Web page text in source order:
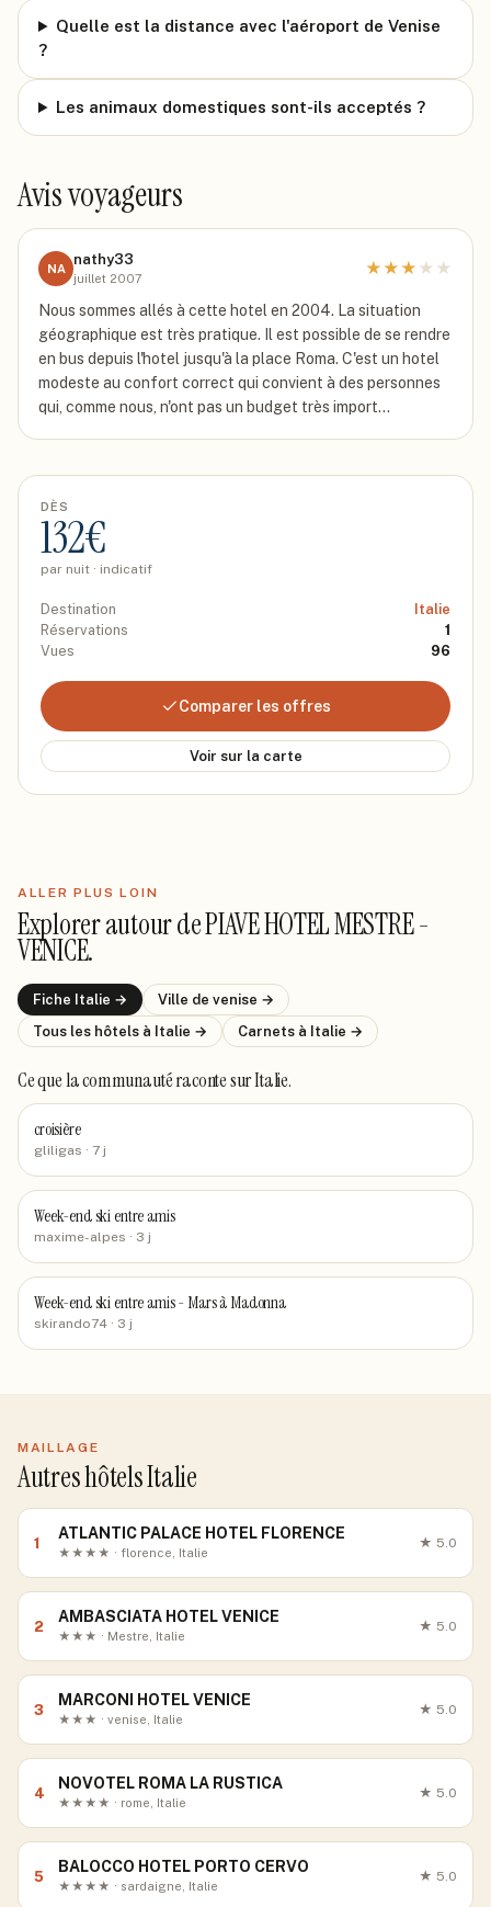
Quelle est la distance avec l'aéroport de Venise
?
Les animaux domestiques sont-ils acceptés ?
Avis voyageurs
NA
nathy33
juillet 2007
★★★ ★ ★
Nous sommes allés à cette hotel en 2004. La situation
géographique est très pratique. Il est possible de se rendre
en bus depuis l'hotel jusqu'à la place Roma. C'est un hotel
modeste au confort correct qui convient à des personnes
qui, comme nous, n'ont pas un budget très import…
DÈS
132€
par nuit · indicatif
Destination
Italie
Réservations
1
Vues
96
Comparer les offres
Voir sur la carte
ALLER PLUS LOIN
Explorer autour dePIAVE HOTEL MESTRE -
VENICE.
Fiche Italie → Ville de venise →
Tous les hôtels à Italie → Carnets à Italie →
Ce que la communauté racontesur Italie.
croisière
gliligas · 7 j
Week-end ski entre amis
maxime-alpes · 3 j
Week-end ski entre amis - Mars à Madonna
skirando74 · 3 j
MAILLAGE
Autres hôtels Italie
1
ATLANTIC PALACE HOTEL FLORENCE
★★★★ · florence, Italie
★ 5.0
2
AMBASCIATA HOTEL VENICE
★★★ · Mestre, Italie
★ 5.0
3
MARCONI HOTEL VENICE
★★★ · venise, Italie
★ 5.0
4
NOVOTEL ROMA LA RUSTICA
★★★★ · rome, Italie
★ 5.0
5
BALOCCO HOTEL PORTO CERVO
★★★★ · sardaigne, Italie
★ 5.0